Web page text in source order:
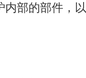
内部的部件，